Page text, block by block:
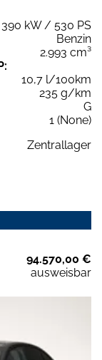
390 kW / 530 PS
Benzin
2.993 cm³
10,7 l/100km
235 g/km
G
1 (None)
Zentrallager
94.570,00 €
ausweisbar